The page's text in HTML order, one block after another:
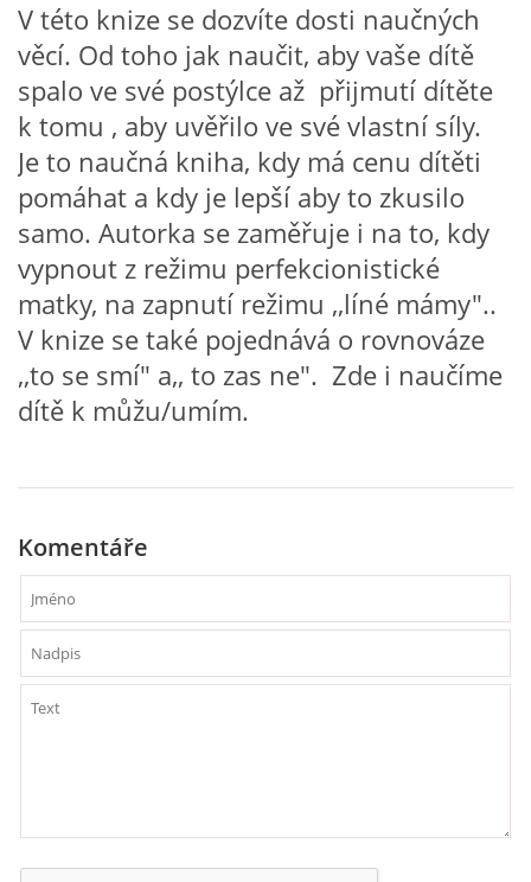
VÝTVARNÉ AKTIVITY - JARO
VÝTVARNÉ AKTIVITY - LÉTO
VÝTVARNÉ AKTIVITY - PODZIM
VÝTVARNÉ AKTIVITY - ZIMA
CHARAKTERISTIKA ROČNÍCH OBDOBÍ
HÁDANKY K TÉMATU JARO, LÉTO, PODZIM,ZIMA
PÍSNĚ K TÉMATU JARO
POHYBOVÉ AKTIVITY NA TÉMA JARO
PÍSNĚ K TÉMATU LÉTO
V této knize se dozvíte dosti naučných
věcí. Od toho jak naučit, aby vaše dítě
spalo ve své postýlce až přijmutí dítěte
k tomu , aby uvěřilo ve své vlastní síly.
Je to naučná kniha, kdy má cenu dítěti
pomáhat a kdy je lepší aby to zkusilo
samo. Autorka se zaměřuje i na to, kdy
vypnout z režimu perfekcionistické
matky, na zapnutí režimu ,,líné mámy"..
V knize se také pojednává o rovnováze
,,to se smí" a,, to zas ne". Zde i naučíme
dítě k můžu/umím.
Komentáře